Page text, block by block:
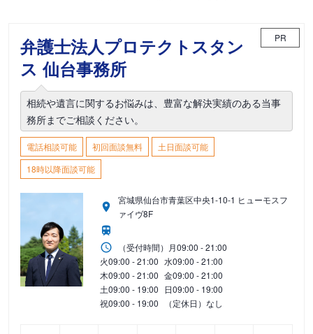
弁護士法人プロテクトスタン
ス 仙台事務所
PR
相続や遺言に関するお悩みは、豊富な解決実績のある当事
務所までご相談ください。
電話相談可能 初回面談無料
土日面談可能
18時以降面談可能
宮城県仙台市青葉区中央1-10-1 ヒューモスフ
ァイヴ8F
（受付時間） 月09:00 - 21:00
火09:00 - 21:00 水09:00 - 21:00
木09:00 - 21:00 金09:00 - 21:00
土09:00 - 19:00 日09:00 - 19:00
祝09:00 - 19:00 （定休日）なし